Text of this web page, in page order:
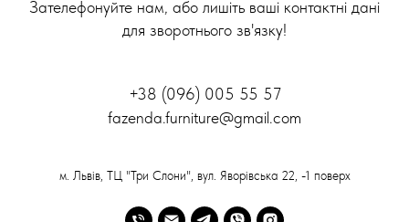
Зателефонуйте нам, або лишіть ваші контактні дані
для зворотнього зв'язку!
+38 (096) 005 55 57
fazenda.furniture@gmail.com
м. Львів, ТЦ "Три Слони", вул. Яворівська 22, -1 поверх